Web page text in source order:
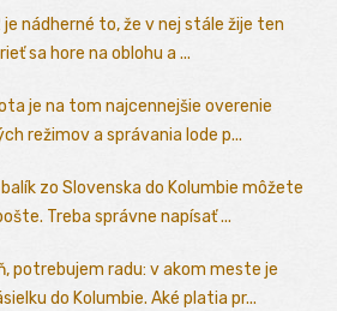
je nádherné to, že v nej stále žije ten
sa hore na oblohu a ...
je na tom najcennejšie overenie
režimov a správania lode p...
balík zo Slovenska do Kolumbie môžete
Treba správne napísať ...
potrebujem radu: v akom meste je
do Kolumbie. Aké platia pr...